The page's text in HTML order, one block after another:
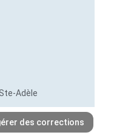
Adèle
des corrections